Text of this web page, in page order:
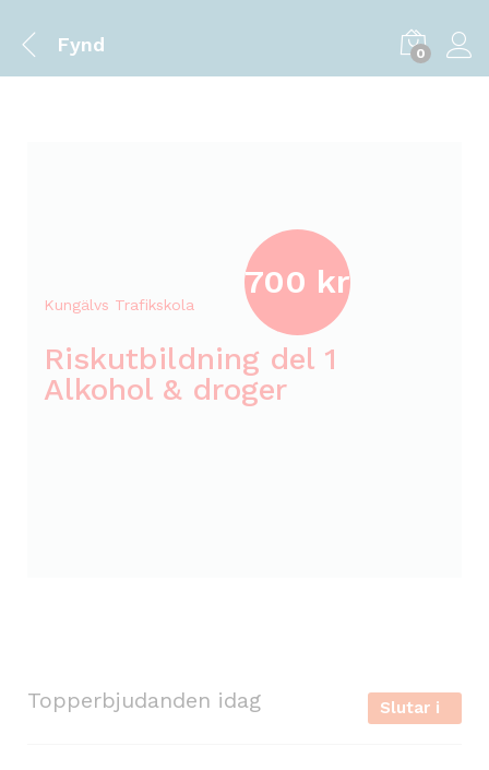
Fynd 0
700 kr
Kungälvs Trafikskola
Riskutbildning del 1
Alkohol & droger
Topperbjudanden idag Slutar i